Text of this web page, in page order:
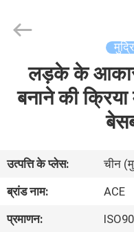
हमारे
बारे
में
Manufacturing
Reserved.लड़के के
बनाने की
उत्पत्ति के प्लेस:
चीन
ब्रांड नाम:
ACE
प्रमाणन: